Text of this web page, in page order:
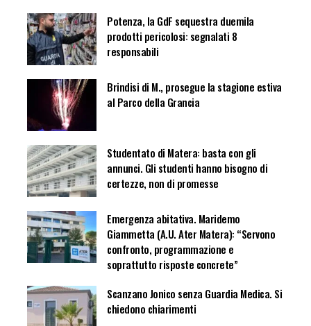
Potenza, la GdF sequestra duemila
prodotti pericolosi: segnalati 8
responsabili
Brindisi di M., prosegue la stagione estiva
al Parco della Grancia
Studentato di Matera: basta con gli
annunci. Gli studenti hanno bisogno di
certezze, non di promesse
Emergenza abitativa. Maridemo
Giammetta (A.U. Ater Matera): “Servono
confronto, programmazione e
soprattutto risposte concrete”
Scanzano Jonico senza Guardia Medica. Si
chiedono chiarimenti